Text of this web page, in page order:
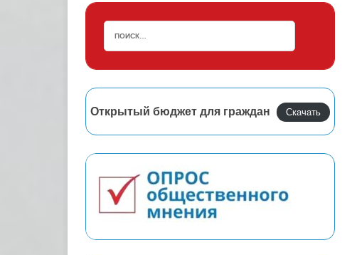
Открытый бюджет для граждан Скачать